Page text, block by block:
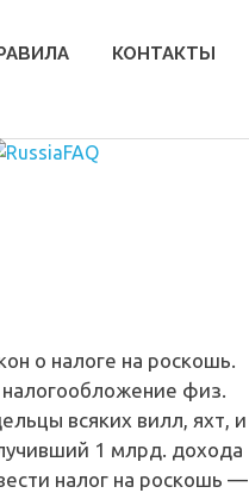
КОНТАКТЫ
о налоге на роскошь.
налогообложение физ.
всяких вилл, яхт, и
1 млрд. дохода
налог на роскошь —